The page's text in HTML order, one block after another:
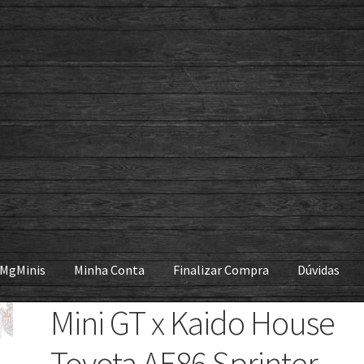
Minha Conta Finalizar Compra Dúvidas
Mini GT x Kaido House